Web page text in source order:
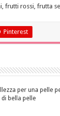
frutti rossi, frutta
Pinterest
per una pelle
bella pelle